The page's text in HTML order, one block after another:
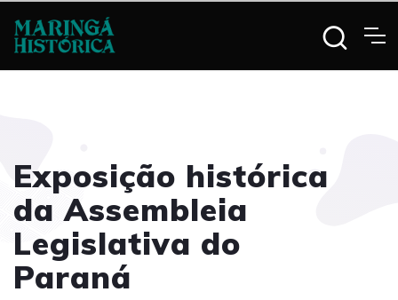
Exposição histórica
da Assembleia
Legislativa do
Paraná